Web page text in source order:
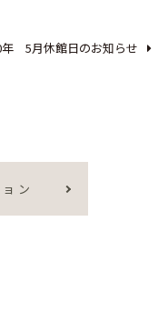
年 5月休館日のお知らせ
ン